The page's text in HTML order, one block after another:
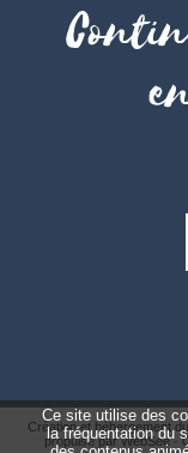
Création et hébergement
propulsé par WebSee-
Ce site utilise des
la fréquentation du